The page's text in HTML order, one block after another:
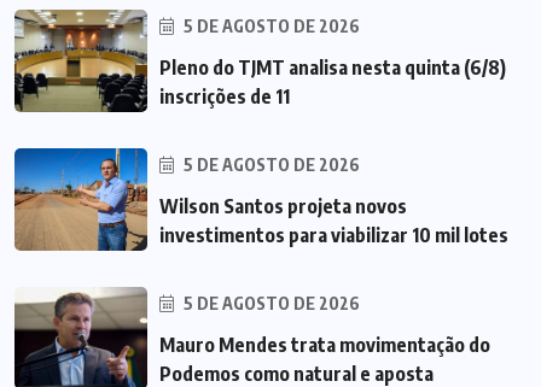
5 DE AGOSTO DE 2026
Pleno do TJMT analisa nesta quinta (6/8)
inscrições de 11
5 DE AGOSTO DE 2026
Wilson Santos projeta novos
investimentos para viabilizar 10 mil lotes
5 DE AGOSTO DE 2026
Mauro Mendes trata movimentação do
Podemos como natural e aposta